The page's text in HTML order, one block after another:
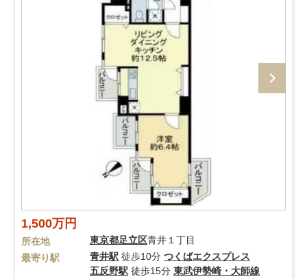
1,500万円
所在地 東京都足立区青井１丁目
最寄り駅
青井駅 徒歩10分 つくばエクスプレス
五反野駅 徒歩15分 東武伊勢崎・大師線